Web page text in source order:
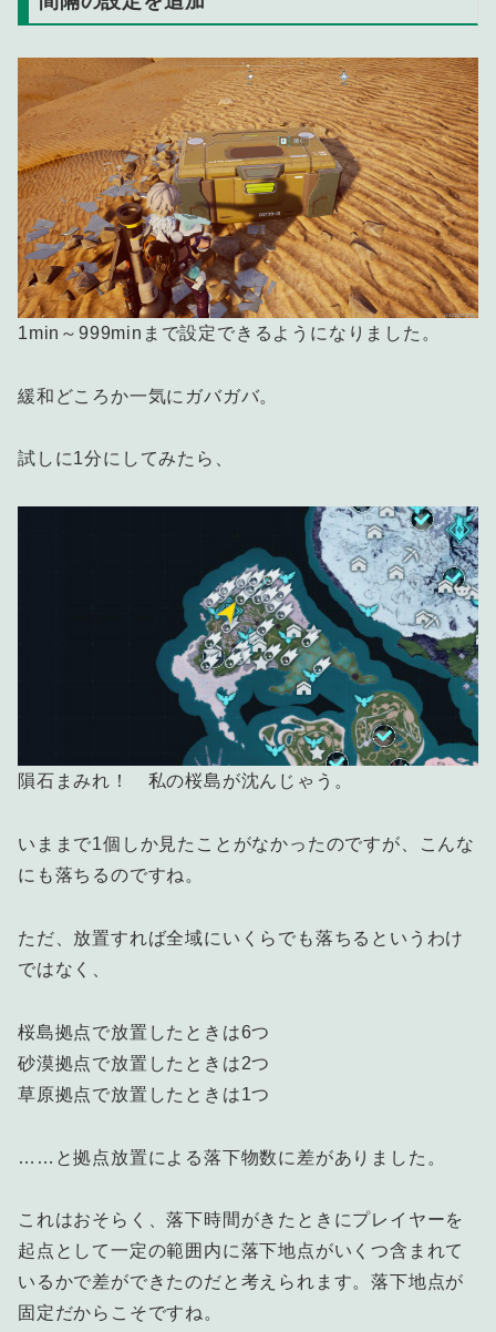
1min～999minまで設定できるようになりました。
緩和どころか一気にガバガバ。
試しに1分にしてみたら、
隕石まみれ！ 私の桜島が沈んじゃう。
いままで1個しか見たことがなかったのですが、こんな
にも落ちるのですね。
ただ、放置すれば全域にいくらでも落ちるというわけ
ではなく、
桜島拠点で放置したときは6つ
砂漠拠点で放置したときは2つ
草原拠点で放置したときは1つ
……と拠点放置による落下物数に差がありました。
これはおそらく、落下時間がきたときにプレイヤーを
起点として一定の範囲内に落下地点がいくつ含まれて
いるかで差ができたのだと考えられます。落下地点が
固定だからこそですね。